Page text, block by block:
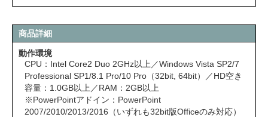
商品詳細
動作環境
CPU：Intel Core2 Duo 2GHz以上／Windows Vista SP2/7
Professional SP1/8.1 Pro/10 Pro（32bit, 64bit）／HD空き
容量：1.0GB以上／RAM：2GB以上
※PowerPointアドイン：PowerPoint
2007/2010/2013/2016（いずれも32bit版Officeのみ対応）